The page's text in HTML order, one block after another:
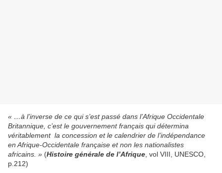
« …à l’inverse de ce qui s’est passé dans l’Afrique Occidentale
Britannique, c’est le gouvernement français qui détermina
véritablement la concession et le calendrier de l’indépendance
en Afrique-Occidentale française et non les nationalistes
africains. » (Histoire générale de l’Afrique , vol VIII, UNESCO,
p.212)